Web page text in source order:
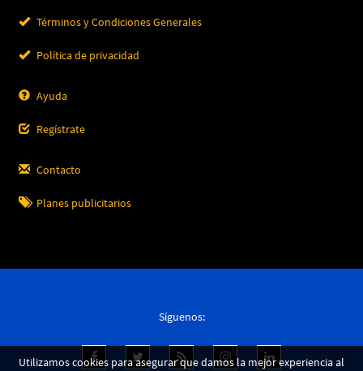
Términos y Condiciones Generales
Política de privacidad
Ayuda
Regístrate
Contacto
Planes publicitarios
Síguenos:
Utilizamos cookies para asegurar que damos la mejor experiencia al